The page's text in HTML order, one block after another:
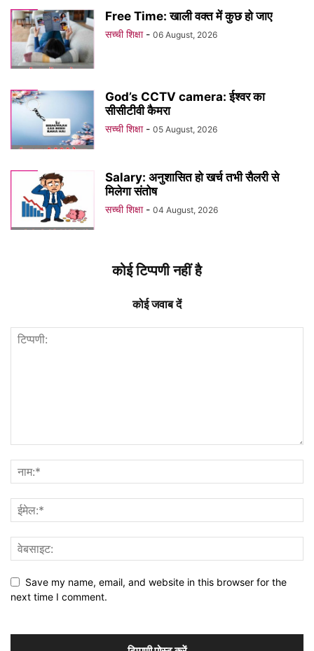
Free Time: खाली वक्त में कुछ हो जाए
सच्ची शिक्षा - 06 August, 2026
God’s CCTV camera: ईश्वर का
सीसीटीवी कैमरा
सच्ची शिक्षा - 05 August, 2026
Salary: अनुशासित हो खर्च तभी सैलरी से
मिलेगा संतोष
सच्ची शिक्षा - 04 August, 2026
कोई टिप्पणी नहीं है
कोई जवाब दें
Save my name, email, and website in this browser for the
next time I comment.